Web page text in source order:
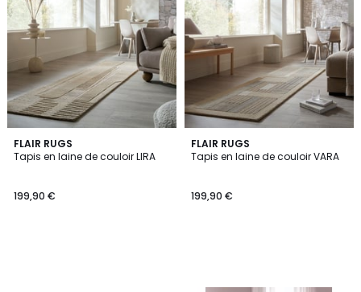
FLAIR RUGS
Tapis en laine de couloir LIRA
199,90 €
FLAIR RUGS
Tapis en laine de couloir VARA
199,90 €